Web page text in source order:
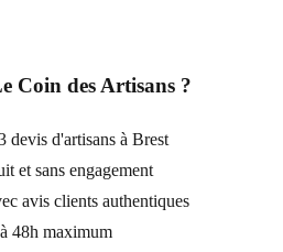
Coin des Artisans ?
devis d'artisans à Brest
et sans engagement
avis clients authentiques
48h maximum